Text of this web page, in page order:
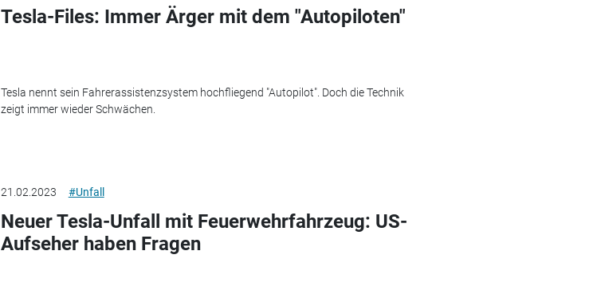
Tesla-Files: Immer Ärger mit dem "Autopiloten"
Tesla nennt sein Fahrerassistenzsystem hochfliegend "Autopilot". Doch die Technik
zeigt immer wieder Schwächen.
21.02.2023 #Unfall
Neuer Tesla-Unfall mit Feuerwehrfahrzeug: US-
Aufseher haben Fragen